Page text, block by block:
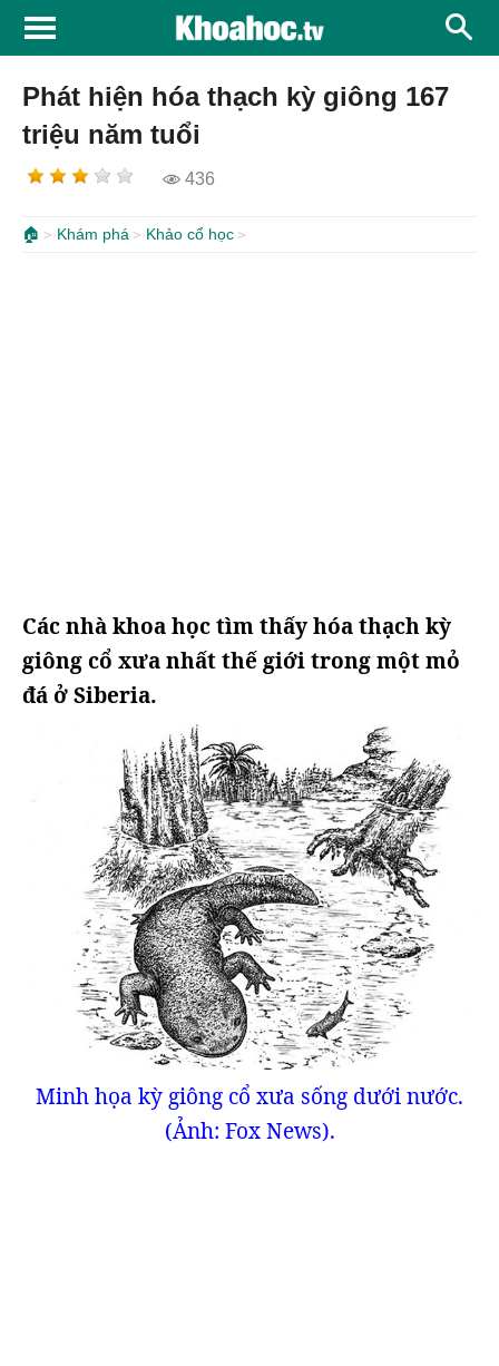
Phát hiện hóa thạch kỳ giông 167
triệu năm tuổi
436
🏠 Khám phá Khảo cổ học
Các nhà khoa học tìm thấy hóa thạch kỳ
giông cổ xưa nhất thế giới trong một mỏ
đá ở Siberia.
Minh họa kỳ giông cổ xưa sống dưới nước.
(Ảnh: Fox News).